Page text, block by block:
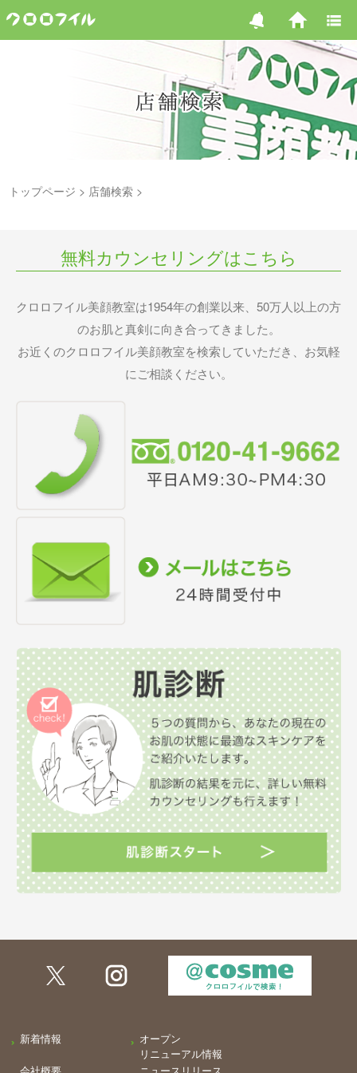
トップページ 店舗検索
無料カウンセリングはこちら
クロロフイル美顔教室は1954年の創業以来、50万人以上の方
のお肌と真剣に向き合ってきました。
お近くのクロロフイル美顔教室を検索していただき、お気軽
にご相談ください。
新着情報
オープン
リニューアル情報